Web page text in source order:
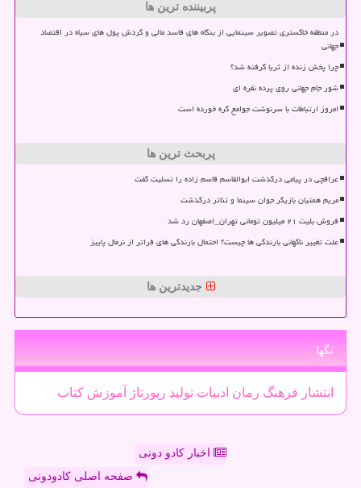
پربیننده ترین ها
در منطقه خاکستری تصویر سینمایی از بنگاه های فاسد مالی و گردش پول های سیاه در اقتصاد
جهانی
چرا پخش زنده از ثریا گرفته شد؟
شور جام جهانی روی پرده نقره ای
امروز ارتباطات با سرنوشت جوامع گره خورده است
پربحث ترین ها
عراقچی در پیامی درگذشت ابوالقاسم قاسم زاده را تسلیت گفت
مریم همتیان بازیگر جوان سینما و تئاتر درگذشت
فروش بلیت ۲۱ میلیون تومانی تهران_اصفهان رد شد
علت تغییر ناگهانی بارندگی ها چیست؟ احتمال بارندگی های فراتر از نرمال پاییز
جدیدترین ها
تگها
انتشار فرهنگ رمان ادبیات تولید رپورتاژ آموزش كتاب
اخبار کادو دونی
صفحه اصلی کادودونی